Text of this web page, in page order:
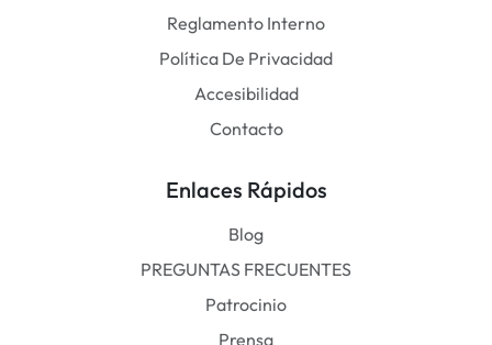
Reglamento Interno
Política De Privacidad
Accesibilidad
Contacto
Enlaces Rápidos
Blog
PREGUNTAS FRECUENTES
Patrocinio
Prensa